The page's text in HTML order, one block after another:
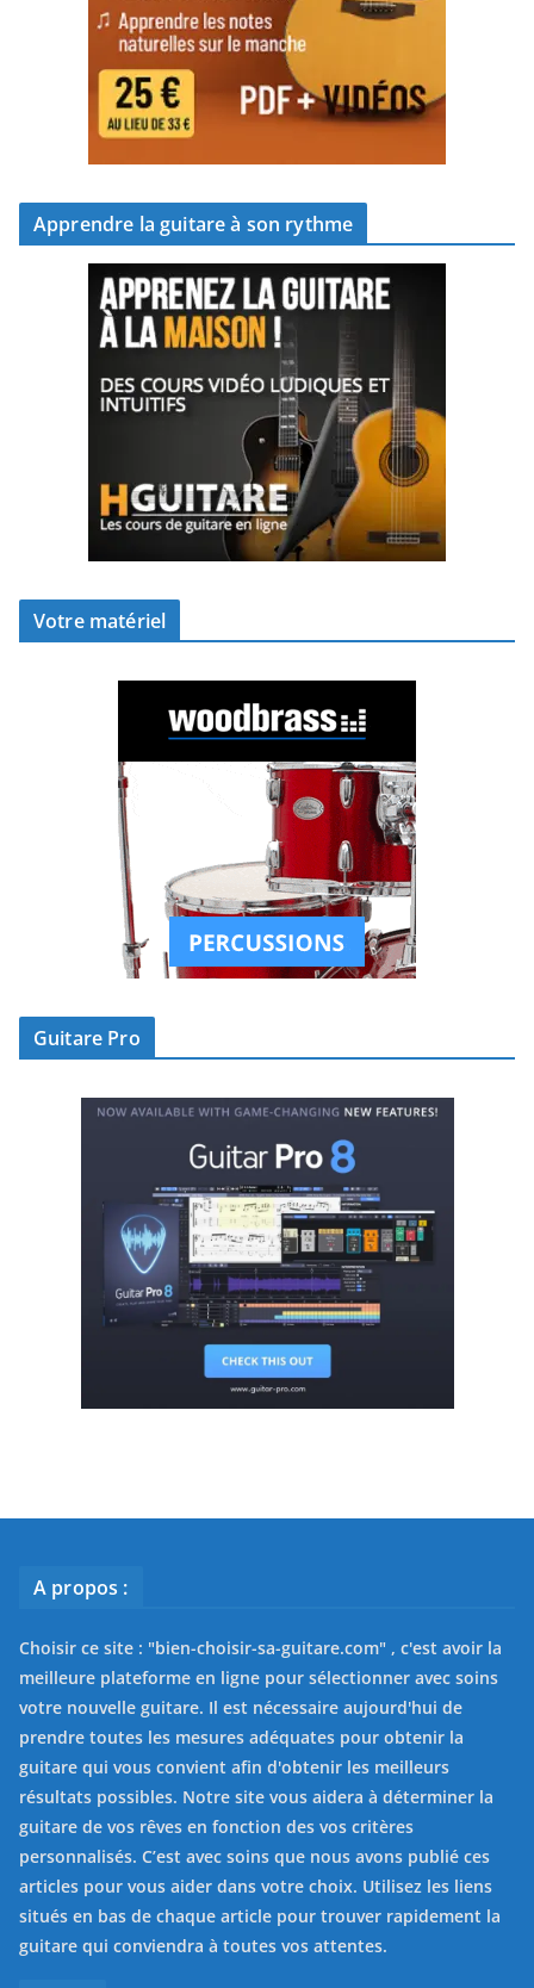
Apprendre la guitare à son rythme
Votre matériel
Guitare Pro
A propos :
Choisir ce site : "bien-choisir-sa-guitare.com" , c'est avoir la
meilleure plateforme en ligne pour sélectionner avec soins
votre nouvelle guitare. Il est nécessaire aujourd'hui de
prendre toutes les mesures adéquates pour obtenir la
guitare qui vous convient afin d'obtenir les meilleurs
résultats possibles. Notre site vous aidera à déterminer la
guitare de vos rêves en fonction des vos critères
personnalisés. C’est avec soins que nous avons publié ces
articles pour vous aider dans votre choix. Utilisez les liens
situés en bas de chaque article pour trouver rapidement la
guitare qui conviendra à toutes vos attentes.